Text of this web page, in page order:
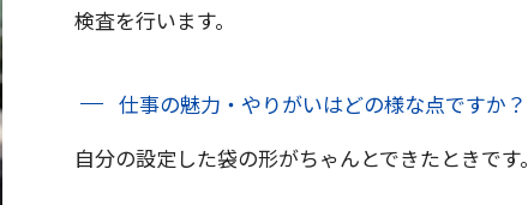
検査を行います。
仕事の魅力・やりがいはどの様な点ですか？
自分の設定した袋の形がちゃんとできたときです。